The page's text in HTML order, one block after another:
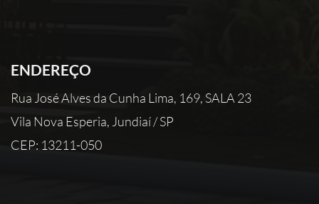
ENDEREÇO
Rua José Alves da Cunha Lima, 169, SALA 23
Vila Nova Esperia, Jundiaí / SP
CEP: 13211-050